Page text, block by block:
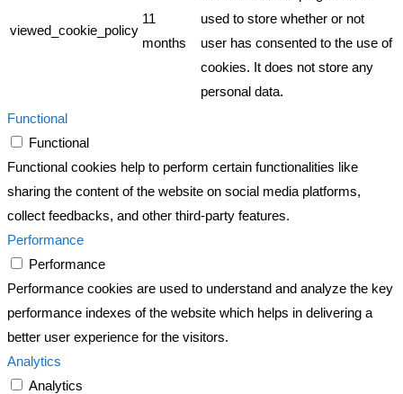
viewed_cookie_policy
11
months
used to store whether or not
user has consented to the use of
cookies. It does not store any
personal data.
Functional
Functional
Functional cookies help to perform certain functionalities like
sharing the content of the website on social media platforms,
collect feedbacks, and other third-party features.
Performance
Performance
Performance cookies are used to understand and analyze the key
performance indexes of the website which helps in delivering a
better user experience for the visitors.
Analytics
Analytics